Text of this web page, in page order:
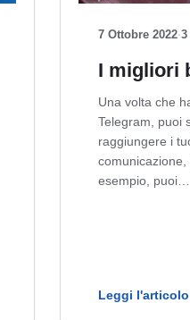
7 Ottobre 2022·3
I migliori
Una volta che
Telegram, puoi
raggiungere i
esempio, puoi…
Leggi l'articolo